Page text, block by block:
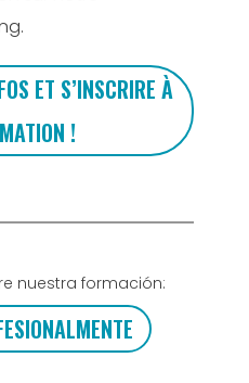
ET S’INSCRIRE À
!
nuestra formación: